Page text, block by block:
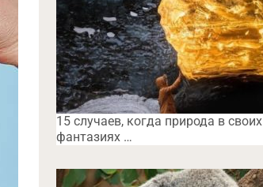
15 случаев, когда природа в своих
фантазиях …